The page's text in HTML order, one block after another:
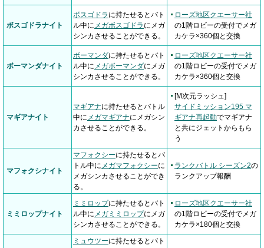
ボスゴドラナイト
ボスゴドラ に持たせるとバト
ル中に メガボスゴドラ にメガ
シンカさせることができる。
ローズ地区クエーサー社
の1階ロビーの受付でメガ
カケラ×360個と交換
ボーマンダナイト
ボーマンダに持たせるとバト
ル中に メガボーマンダにメガ
シンカさせることができる。
ローズ地区クエーサー社
の1階ロビーの受付でメガ
カケラ×360個と交換
マギアナイト
マギアナに持たせるとバトル
中に メガマギアナにメガシン
カさせることができる。
[M次元ラッシュ]
サイドミッション195 マ
ギアナ再起動でマギアナ
と共にジェットからもら
う
マフォクシナイト
マフォクシーに持たせるとバ
トル中に メガマフォクシーに
メガシンカさせることができ
る。
ランクバトル シーズン2の
ランクアップ報酬
ミミロップナイト
ミミロップに持たせるとバト
ル中に メガミミロップにメガ
シンカさせることができる。
ローズ地区クエーサー社
の1階ロビーの受付でメガ
カケラ×180個と交換
ミュウツーに持たせるとバト